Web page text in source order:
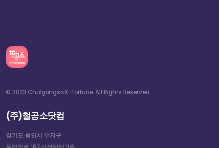
© 2023 Chulgongso K-Fortune. All Rights Reserved.
(주)철공소닷컴
경기도 용인시 수지구